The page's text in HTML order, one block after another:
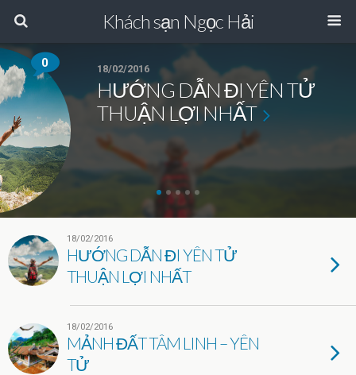
Khách sạn Ngọc Hải
0 18/02/2016
HƯỚNG DẪN ĐI YÊN TỬ
THUẬN LỢI NHẤT
18/02/2016
HƯỚNG DẪN ĐI YÊN TỬ
THUẬN LỢI NHẤT
18/02/2016
MẢNH ĐẤT TÂM LINH – YÊN
TỬ